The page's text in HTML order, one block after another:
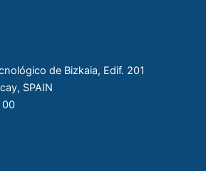
de Bizkaia, Edif. 201
SPAIN
00